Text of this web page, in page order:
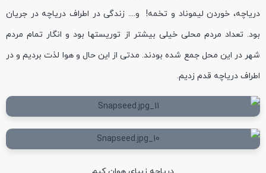
دریاچه، خوردن لیموناد و تخمه! و.... زندگی در اطراف دریاچه در جریان
بود. تعداد مردم محلی خیلی بیشتر از توریستها بود و انگار تمام مردم
شهر در این محل جمع شده بودند. مدتی از این حال و هوا لذت بردیم و در
اطراف دریاچه قدم زدیم.